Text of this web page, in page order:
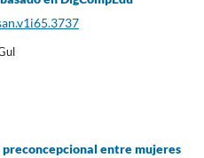
entre mujeres